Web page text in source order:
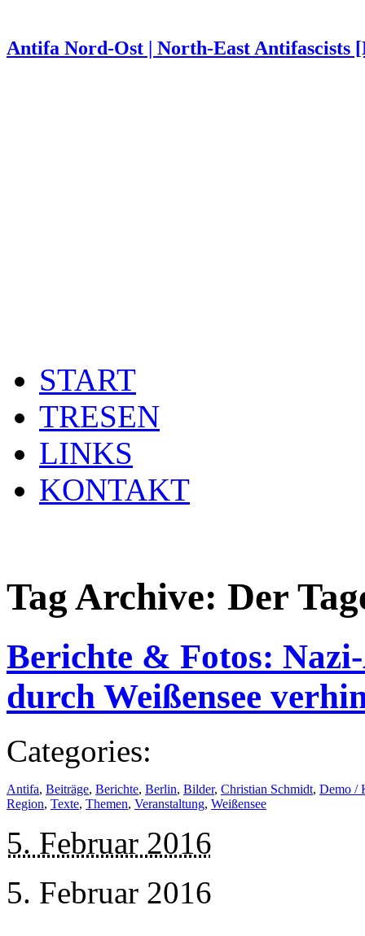
Antifa Nord-Ost | North-East Antifascists
START
TRESEN
LINKS
KONTAKT
Tag Archive: Der
Berichte & Fotos:
durch Weißensee
Categories:
Antifa, Beiträge, Berichte, Berlin, Bilder, Christian Schmidt, Demo /
Region, Texte, Themen, Veranstaltung, Weißensee
5. Februar 2016
5. Februar 2016